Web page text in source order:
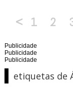
< 1 2
Publicidade
Publicidade
Publicidade
etiquetas de